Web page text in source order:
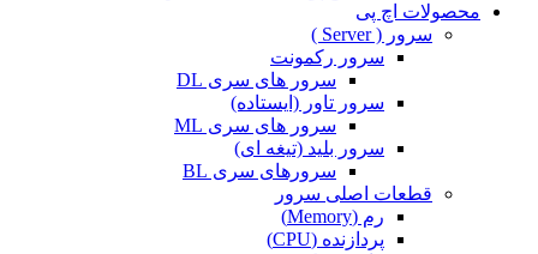
محصولات اچ پی
سرور ( Server )
سرور رکمونت
سرور های سری DL
سرور تاور (ایستاده)
سرور های سری ML
سرور بلید (تیغه ای)
سرورهای سری BL
قطعات اصلی سرور
رم (Memory)
پردازنده (CPU)